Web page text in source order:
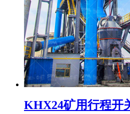
KHX24矿用行程开